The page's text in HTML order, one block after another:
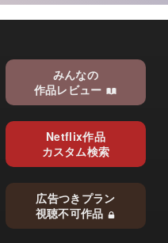
みんなの
作品レビュー
Netflix作品
カスタム検索
広告つきプラン
視聴不可作品